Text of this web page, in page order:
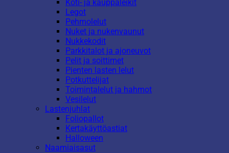
Koti- ja kauppaleikit
Legot
Pehmolelut
Nuket ja nukenvaunut
Nukkekodit
Parkkitalot ja ajoneuvot
Pelit ja soittimet
Pienten lasten lelut
Potkuttelijat
Toimintalelut ja hahmot
Vesilelut
Lastenjuhlat
Foliopallot
Kertakäyttöastiat
Halloween
Naamiaisasut